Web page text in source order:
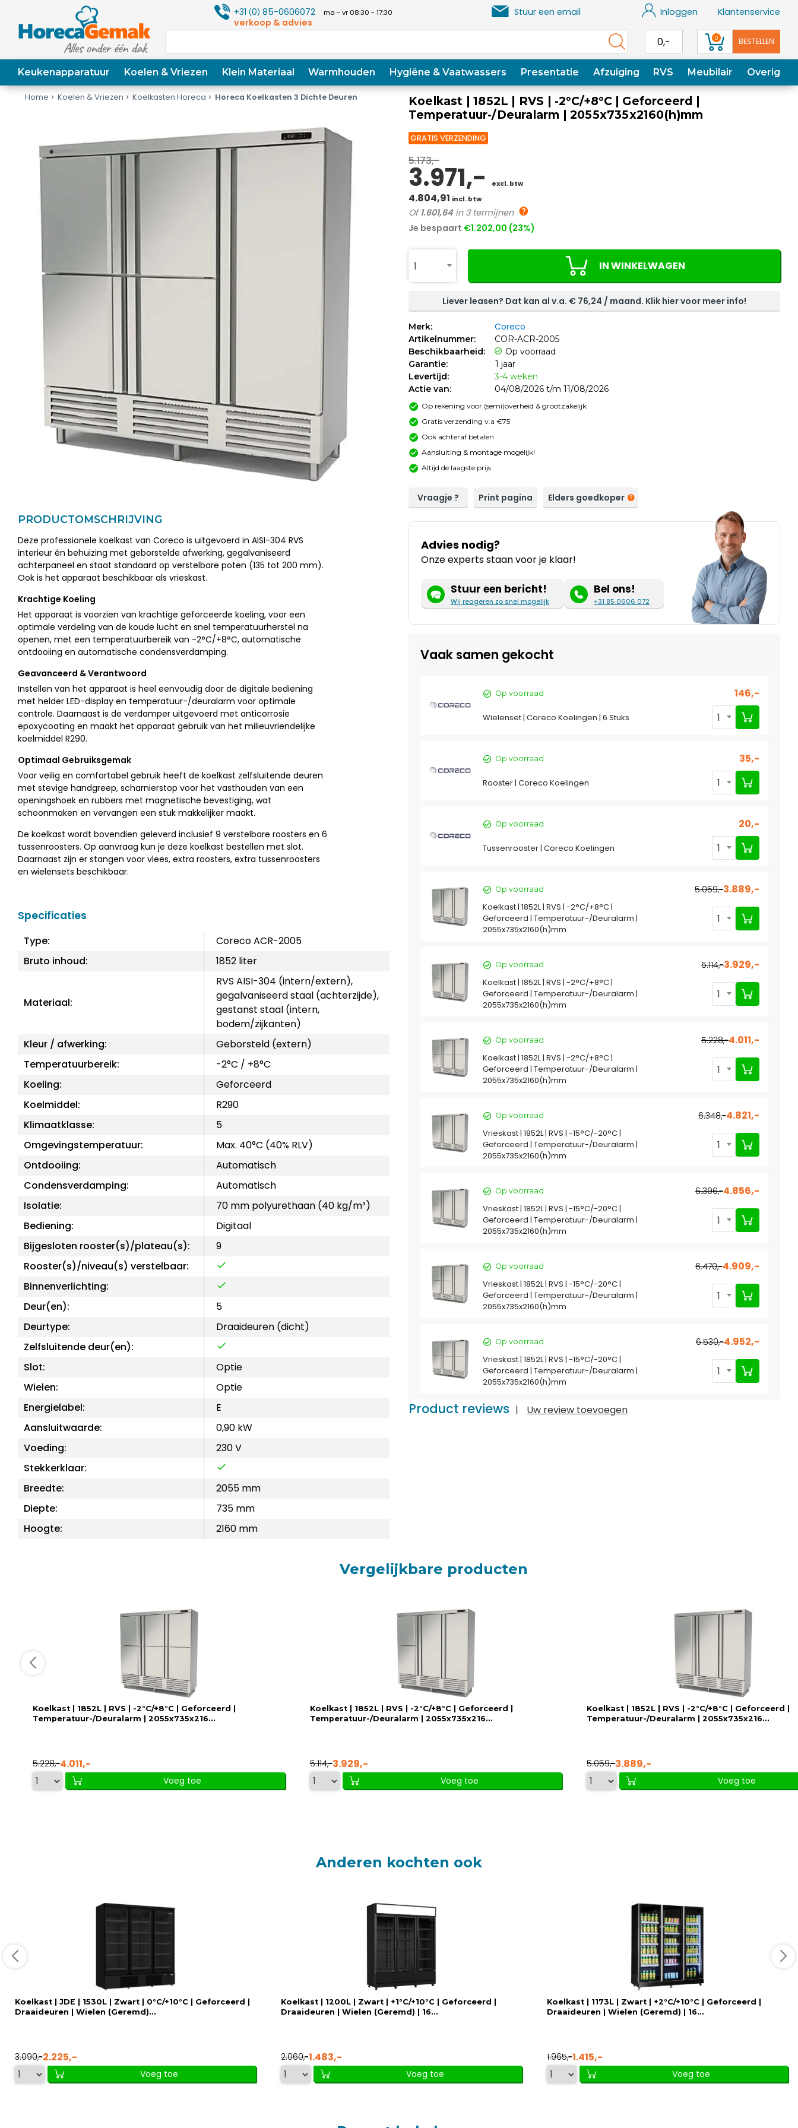
+31(0) 85-0606072 ma - vr 08:30 - 17:30
verkoop & advies
Stuur een email Inloggen Klantenservice
0,- 0 BESTELLEN
Keukenapparatuur Koelen & Vriezen Klein Materiaal Warmhouden Hygiëne & Vaatwassers Presentatie Afzuiging RVS Meubilair Overig
Home Koelen & Vriezen Koelkasten Horeca Horeca Koelkasten 3 Dichte Deuren
PRODUCTOMSCHRIJVING
Deze professionele koelkast van Coreco is uitgevoerd in AISI-304 RVS
interieur én behuizing met geborstelde afwerking, gegalvaniseerd
achterpaneel en staat standaard op verstelbare poten (135 tot 200 mm).
Ook is het apparaat beschikbaar als vrieskast.
Krachtige Koeling
Het apparaat is voorzien van krachtige geforceerde koeling, voor een
optimale verdeling van de koude lucht en snel temperatuurherstel na
openen, met een temperatuurbereik van -2°C/+8°C, automatische
ontdooiing en automatische condensverdamping.
Geavanceerd & Verantwoord
Instellen van het apparaat is heel eenvoudig door de digitale bediening
met helder LED-display en temperatuur-/deuralarm voor optimale
controle. Daarnaast is de verdamper uitgevoerd met anticorrosie
epoxycoating en maakt het apparaat gebruik van het milieuvriendelijke
koelmiddel R290.
Optimaal Gebruiksgemak
Voor veilig en comfortabel gebruik heeft de koelkast zelfsluitende deuren
met stevige handgreep, scharnierstop voor het vasthouden van een
openingshoek en rubbers met magnetische bevestiging, wat
schoonmaken en vervangen een stuk makkelijker maakt.
De koelkast wordt bovendien geleverd inclusief 9 verstelbare roosters en 6
tussenroosters. Op aanvraag kun je deze koelkast bestellen met slot.
Daarnaast zijn er stangen voor vlees, extra roosters, extra tussenroosters
en wielensets beschikbaar.
Specificaties
Type:
Coreco ACR-2005
Bruto inhoud:
1852 liter
Materiaal:
RVS AISI-304 (intern/extern),
gegalvaniseerd staal (achterzijde),
gestanst staal (intern,
bodem/zijkanten)
Kleur / afwerking:
Geborsteld (extern)
Temperatuurbereik:
-2°C / +8°C
Koeling:
Geforceerd
Koelmiddel:
R290
Klimaatklasse:
5
Omgevingstemperatuur:
Max. 40°C (40% RLV)
Ontdooiing:
Automatisch
Condensverdamping:
Automatisch
Isolatie:
70 mm polyurethaan (40 kg/m³)
Bediening:
Digitaal
Bijgesloten rooster(s)/plateau(s):
9
Rooster(s)/niveau(s) verstelbaar:
Binnenverlichting:
Deur(en):
5
Deurtype:
Draaideuren (dicht)
Zelfsluitende deur(en):
Slot:
Optie
Wielen:
Optie
Energielabel:
E
Aansluitwaarde:
0,90 kW
Voeding:
230 V
Stekkerklaar:
Breedte:
2055 mm
Diepte:
735 mm
Hoogte:
2160 mm
Koelkast | 1852L | RVS | -2°C/+8°C | Geforceerd |
Temperatuur-/Deuralarm | 2055x735x2160(h)mm
GRATIS VERZENDING
5.173,-
3.971,- excl. btw
4.804,91 incl. btw
Of 1.601,64 in 3 termijnen
Je bespaart €1.202,00 (23%)
1 IN WINKELWAGEN
Liever leasen? Dat kan al v.a. € 76,24 / maand. Klik hier voor meer info!
Merk: Coreco
Artikelnummer:
COR-ACR-2005
Beschikbaarheid:
Op voorraad
Garantie:
1 jaar
Levertijd:
3-4 weken
Actie van:
04/08/2026 t/m 11/08/2026
Op rekening voor (semi)overheid & grootzakelijk
Gratis verzending v.a €75
Ook achteraf betalen
Aansluiting & montage mogelijk!
Altijd de laagste prijs
Vraagje ? Print pagina Elders goedkoper
Advies nodig?
Onze experts staan voor je klaar!
Stuur een bericht!
Wij reageren zo snel mogelijk
Bel ons!
+31 85 0606 072
Vaak samen gekocht
Op voorraad 146,-
Wielenset | Coreco Koelingen | 6 Stuks 1
Op voorraad 35,-
Rooster | Coreco Koelingen 1
Op voorraad 20,-
Tussenrooster | Coreco Koelingen 1
Op voorraad 5.059,-3.889,-
Koelkast | 1852L | RVS | -2°C/+8°C |
Geforceerd | Temperatuur-/Deuralarm |
2055x735x2160(h)mm
1
Op voorraad 5.114,-3.929,-
Koelkast | 1852L | RVS | -2°C/+8°C |
Geforceerd | Temperatuur-/Deuralarm |
2055x735x2160(h)mm
1
Op voorraad 5.228,-4.011,-
Koelkast | 1852L | RVS | -2°C/+8°C |
Geforceerd | Temperatuur-/Deuralarm |
2055x735x2160(h)mm
1
Op voorraad 6.348,-4.821,-
Vrieskast | 1852L | RVS | -15°C/-20°C |
Geforceerd | Temperatuur-/Deuralarm |
2055x735x2160(h)mm
1
Op voorraad 6.396,-4.856,-
Vrieskast | 1852L | RVS | -15°C/-20°C |
Geforceerd | Temperatuur-/Deuralarm |
2055x735x2160(h)mm
1
Op voorraad 6.470,-4.909,-
Vrieskast | 1852L | RVS | -15°C/-20°C |
Geforceerd | Temperatuur-/Deuralarm |
2055x735x2160(h)mm
1
Op voorraad 6.530,-4.952,-
Vrieskast | 1852L | RVS | -15°C/-20°C |
Geforceerd | Temperatuur-/Deuralarm |
2055x735x2160(h)mm
1
Product reviews | Uw review toevoegen
Vergelijkbare producten
Koelkast | 1852L | RVS | -2°C/+8°C | Geforceerd |
Temperatuur-/Deuralarm | 2055x735x216...
5.228,-4.011,-
Voeg toe
Koelkast | 1852L | RVS | -2°C/+8°C | Geforceerd |
Temperatuur-/Deuralarm | 2055x735x216...
5.114,-3.929,-
Voeg toe
Koelkast | 1852L | RVS | -2°C/+8°C | Geforceerd |
Temperatuur-/Deuralarm | 2055x735x216...
5.059,-3.889,-
Voeg toe
Anderen kochten ook
Koelkast | JDE | 1530L | Zwart | 0°C/+10°C | Geforceerd |
Draaideuren | Wielen (Geremd)...
3.090,-2.225,-
Voeg toe
Koelkast | 1200L | Zwart | +1°C/+10°C | Geforceerd |
Draaideuren | Wielen (Geremd) | 16...
2.060,-1.483,-
Voeg toe
Koelkast | 1173L | Zwart | +2°C/+10°C | Geforceerd |
Draaideuren | Wielen (Geremd) | 16...
1.965,-1.415,-
Voeg toe